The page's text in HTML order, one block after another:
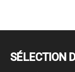
SÉLECTION